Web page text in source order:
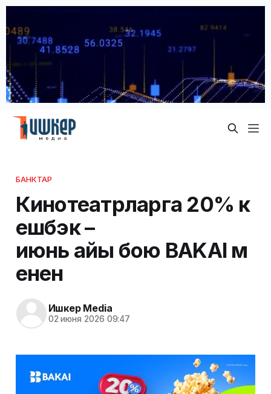
БАНКТАР
Кинотеатрларга 20% к
ешбэк –
июнь айы бою BAKAI м
енен
Ишкер Media
02 июня 2026 09:47